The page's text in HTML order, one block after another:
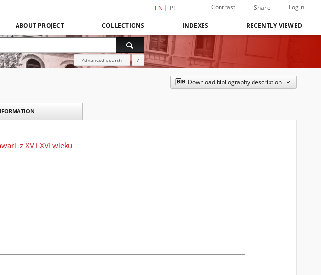
EN PL Contrast Share Login
ABOUT PROJECT COLLECTIONS INDEXES RECENTLY VIEWED
Advanced search ?
Download bibliography description
z XV i XVI wieku